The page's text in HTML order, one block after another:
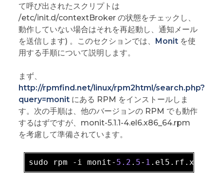
て呼び出されたスクリプトは
/etc/init.d/contextBroker の状態をチェックし、
動作していない場合はそれを再起動し、通知メール
を送信します) 。このセクションでは、 Monitを使
用する手順について説明します。
まず、
http://rpmfind.net/linux/rpm2html/search.php?
query=monitにある RPM をインストールしま
す。次の手順は、他のバージョンの RPM でも動作
するはずですが、monit-5.1.1-4.el6.x86_64.rpm
を考慮して準備されています。
sudo rpm - i monit- 5.2 . 5- 1 .el5 .rf .x86_64